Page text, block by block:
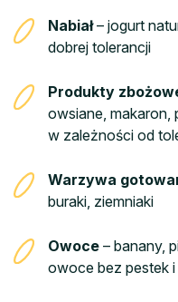
Nabiał– jogurt
dobrej tolerancji
Produkty
owsiane, makaron,
w zależności od
Warzywa
buraki, ziemniaki
Owoce – banany,
owoce bez pestek